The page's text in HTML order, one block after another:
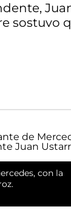
sostuvo
con la